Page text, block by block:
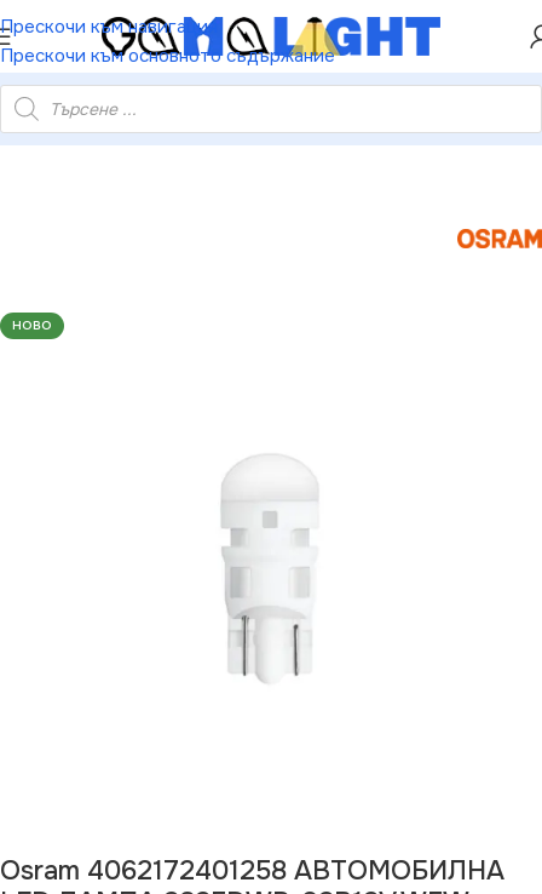
Прескочи към навигация
Прескочи към основното съдържание
НАМАЛЕНИЕ ОТ 5%
LED ЛАМПА 2825DWP-02B12V W5W 6000K 1W W2.1X9.5D
НОВО
Osram 4062172401258 АВТОМОБИЛНА